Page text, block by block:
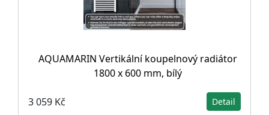
AQUAMARIN Vertikální koupelnový radiátor
1800 x 600 mm, bílý
3 059 Kč Detail